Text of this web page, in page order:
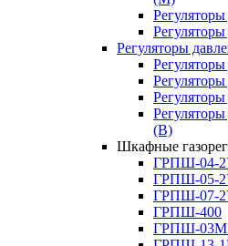
Регуляторы
(В)
Шкафные
ГРПШ-04-
ГРПШ-05-
ГРПШ-07-
ГРПШ-400
ГРПШ-